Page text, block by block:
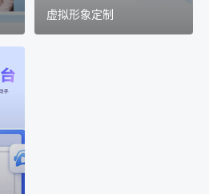
虚拟形象定制